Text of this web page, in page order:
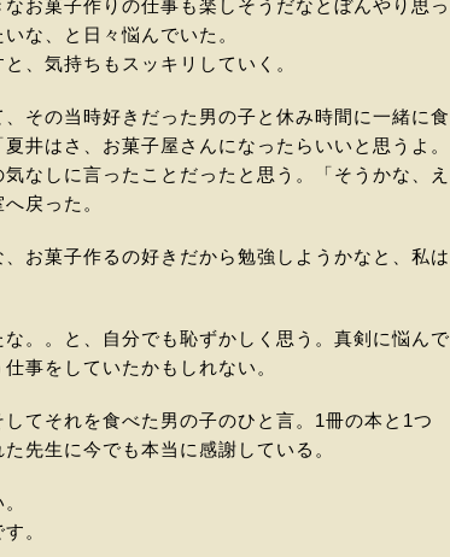
お菓子作りの仕事も楽しそうだなとぼんやり思っ
な、と日々悩んでいた。
、気持ちもスッキリしていく。
その当時好きだった男の子と休み時間に一緒に食
井はさ、お菓子屋さんになったらいいと思うよ。
なしに言ったことだったと思う。「そうかな、え
戻った。
お菓子作るの好きだから勉強しようかなと、私は
。。と、自分でも恥ずかしく思う。真剣に悩んで
事をしていたかもしれない。
てそれを食べた男の子のひと言。1冊の本と1つ
先生に今でも本当に感謝している。
。